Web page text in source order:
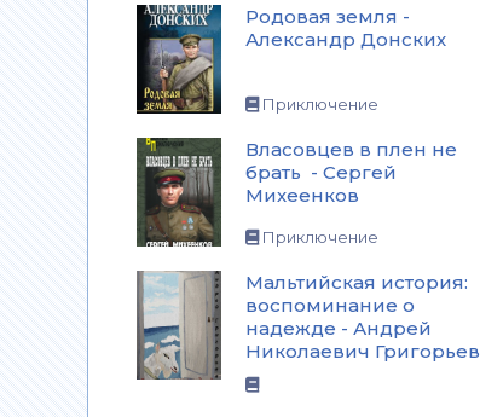
Родовая земля -
Александр Донских
Приключение
Власовцев в плен не
брать - Сергей
Михеенков
Приключение
Мальтийская история:
воспоминание о
надежде - Андрей
Николаевич Григорьев